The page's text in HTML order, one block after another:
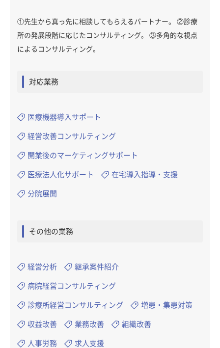
①先生から真っ先に相談してもらえるパートナー。 ②診療
所の発展段階に応じたコンサルティング。 ③多角的な視点
によるコンサルティング。
対応業務
医療機器導入サポート
経営改善コンサルティング
開業後のマーケティングサポート
医療法人化サポート 在宅導入指導・支援
分院展開
その他の業務
経営分析 継承案件紹介
病院経営コンサルティング
診療所経営コンサルティング 増患・集患対策
収益改善 業務改善 組織改善
人事労務 求人支援